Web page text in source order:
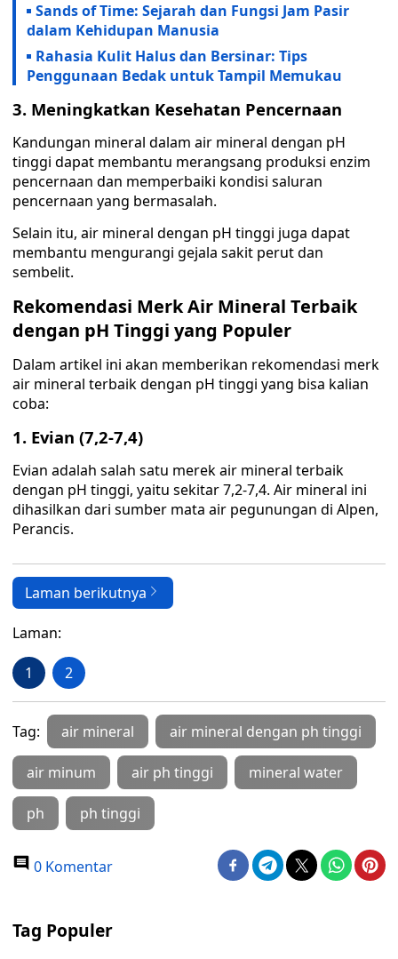
Sands of Time: Sejarah dan Fungsi Jam Pasir
dalam Kehidupan Manusia
Rahasia Kulit Halus dan Bersinar: Tips
Penggunaan Bedak untuk Tampil Memukau
3. Meningkatkan Kesehatan Pencernaan
Kandungan mineral dalam air mineral dengan pH
tinggi dapat membantu merangsang produksi enzim
pencernaan dan memperbaiki kondisi saluran
pencernaan yang bermasalah.
Selain itu, air mineral dengan pH tinggi juga dapat
membantu mengurangi gejala sakit perut dan
sembelit.
Rekomendasi Merk Air Mineral Terbaik
dengan pH Tinggi yang Populer
Dalam artikel ini akan memberikan rekomendasi merk
air mineral terbaik dengan pH tinggi yang bisa kalian
coba:
1. Evian (7,2-7,4)
Evian adalah salah satu merek air mineral terbaik
dengan pH tinggi, yaitu sekitar 7,2-7,4. Air mineral ini
dihasilkan dari sumber mata air pegunungan di Alpen,
Perancis.
Laman berikutnya
Laman:
1 2
Tag: air mineral air mineral dengan ph tinggi
air minum air ph tinggi mineral water
ph ph tinggi
0 Komentar
Tag Populer